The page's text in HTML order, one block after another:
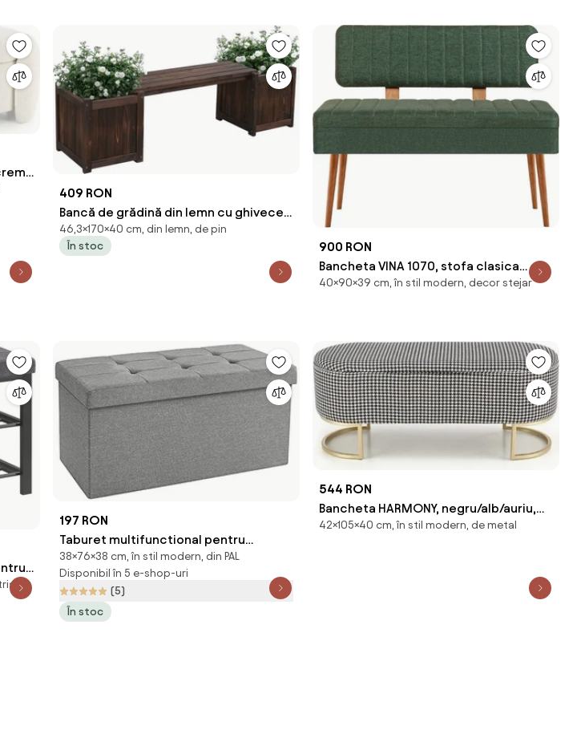
409 RON
Bancă de grădină din lemn cu ghivece
de flori, maro, SASIL
46,3×170×40 cm, din lemn, de pin
În stoc
900 RON
Bancheta VINA 1070, stofa clasica
verde, 90x39x40 cm
40×90×39 cm, în stil modern, decor stejar
197 RON
Taburet multifunctional pentru
depozitare OTTOMAN, gri
38×76×38 cm, în stil modern, din PAL
Disponibil în 5 e-shop-uri
(5)
În stoc
544 RON
Bancheta HARMONY, negru/alb/auriu,
stofa clasica/otel, 105x40x42 cm
42×105×40 cm, în stil modern, de metal